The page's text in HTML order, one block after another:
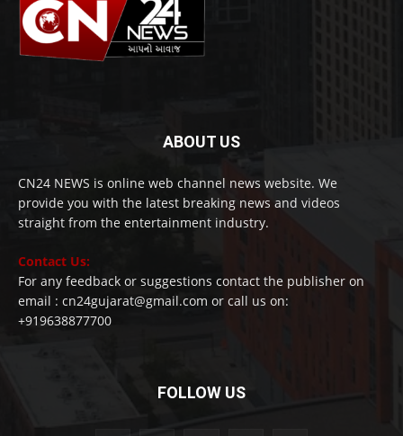
ABOUT US
CN24 NEWS is online web channel news website. We
provide you with the latest breaking news and videos
straight from the entertainment industry.
Contact Us:
For any feedback or suggestions contact the publisher on
email : cn24gujarat@gmail.com or call us on:
+919638877700
FOLLOW US